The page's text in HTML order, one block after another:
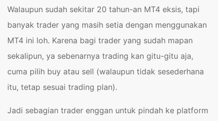
Walaupun sudah sekitar 20 tahun-an MT4 eksis, tapi
banyak trader yang masih setia dengan menggunakan
MT4 ini loh. Karena bagi trader yang sudah mapan
sekalipun, ya sebenarnya trading kan gitu-gitu aja,
cuma pilih buy atau sell (walaupun tidak sesederhana
itu, tetap sesuai trading plan).
Jadi sebagian trader enggan untuk pindah ke platform